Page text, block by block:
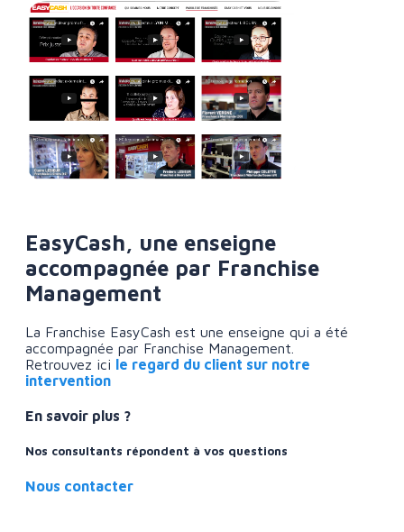
EasyCash, une enseigne
accompagnée par Franchise
Management
La Franchise EasyCash est une enseigne qui a été
accompagnée par Franchise Management.
Retrouvez ici le regard du client sur notre
intervention
En savoir plus ?
Nos consultants répondent à vos questions
Nous contacter